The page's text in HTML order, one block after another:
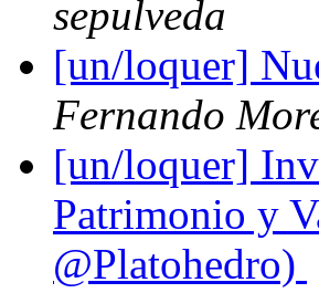
sepulveda
[un/loquer]
Fernando
[un/loquer]
Patrimonio y
@Platohedro)